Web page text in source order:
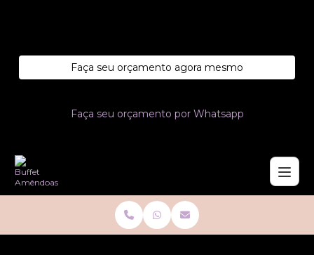
Faça seu orçamento agora mesmo
Faça seu orçamento por Whatsapp